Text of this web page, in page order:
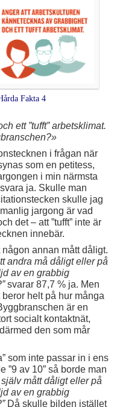
Fakta 4
ett ”tufft” arbetsklimat.
i frågan när
som en petitess,
i min närmsta
ja. Skulle man
skulle jag
jargong är vad
det – att ”tufft” inte är
innebär.
annan mått dåligt.
andra må dåligt eller på
av en grabbig
svarar 87,7 % ja. Men
helt på hur många
är en
socialt kontaktnät,
den som mår
som inte passar in i ens
”9 av 10” så borde man
själv mått dåligt eller på
av en grabbig
Då skulle bilden istället